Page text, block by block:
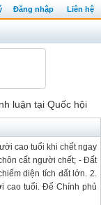
Đăng nhập Liên hệ
luận tại Quốc hội
cao tuổi khi chết ngay
cất người chết; - Đất
diện tích đất lớn. 2.
cao tuổi. Để Chính phủ